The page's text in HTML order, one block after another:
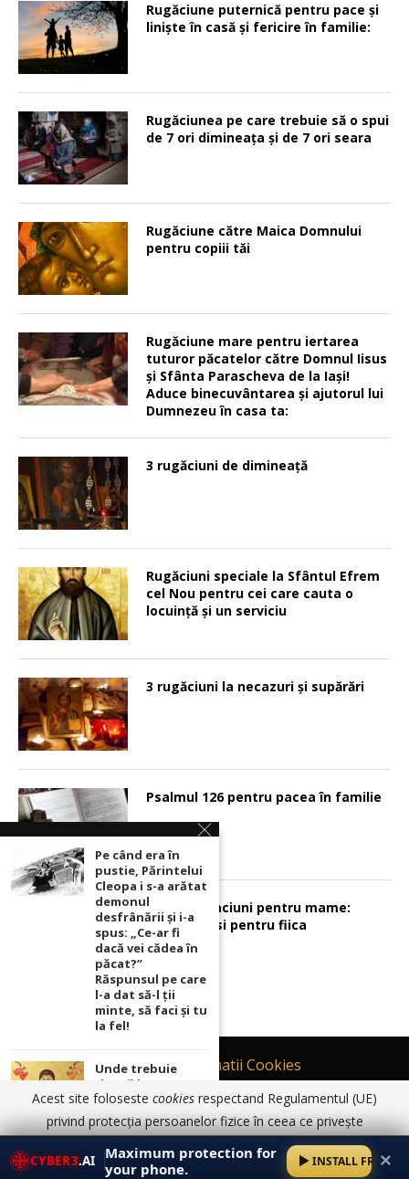
Rugăciune puternică pentru pace şi
linişte în casă şi fericire în familie:
Rugăciunea pe care trebuie să o spui
de 7 ori dimineața și de 7 ori seara
Rugăciune către Maica Domnului
pentru copiii tăi
Rugăciune mare pentru iertarea
tuturor păcatelor către Domnul Iisus
şi Sfânta Parascheva de la Iaşi!
Aduce binecuvântarea şi ajutorul lui
Dumnezeu în casa ta:
3 rugăciuni de dimineață
Rugăciuni speciale la Sfântul Efrem
cel Nou pentru cei care cauta o
locuinţă şi un serviciu
3 rugăciuni la necazuri și supărări
Psalmul 126 pentru pacea în familie
Sunt 2 rugaciuni pentru mame:
pentru fiu si pentru fiica
Contact
Informatii Cookies
Politică de Confidențialitate
TERMENI SI CONDITII DE UTILIZARE
© 2017 - 2026 Ortodoxia | Termeni și condiții de utilizare | Informatii
Cookies | Politică de Confidențialitate
CYBER3.AI Maximum protection for
your phone.
INSTALL FREE✕
Pe când era în
pustie, Părintelui
Cleopa i s-a arătat
demonul
desfrânării şi i-a
spus: „Ce-ar fi
dacă vei cădea în
păcat?”
Răspunsul pe care
l-a dat să-l ții
minte, să faci și tu
la fel!
Unde trebuie
ținută icoana cu
Maica Domnului
pentru ca
rugăciunile
noastre să prindă
putere
Acest site foloseste cookies respectand Regulamentul (UE)
privind protecția persoanelor fizice în ceea ce privește
prelucrarea datelor cu caracter personal și privind libera
circulație a acestor date.
Detalii aici